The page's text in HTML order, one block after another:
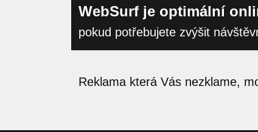
WebSurf je optimální
pokud potřebujete zvýšit
Reklama která Vás nezklame,